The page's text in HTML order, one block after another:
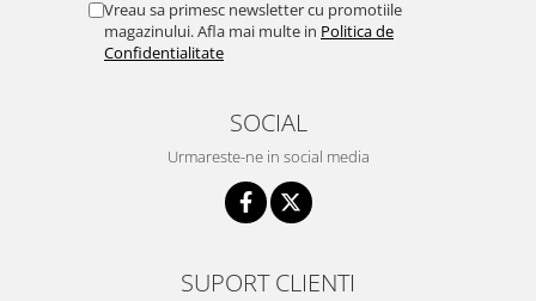
Vreau sa primesc newsletter cu promotiile
magazinului. Afla mai multe in Politica de
Confidentialitate
SOCIAL
Urmareste-ne in social media
SUPORT CLIENTI